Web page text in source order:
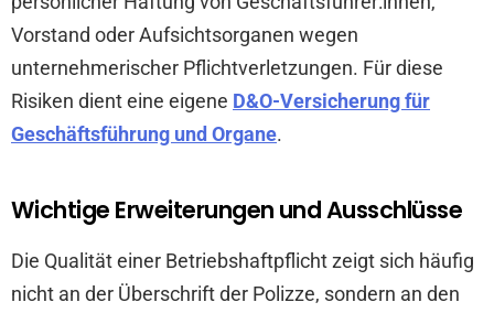
Vorstand oder Aufsichtsorganen wegen
unternehmerischer Pflichtverletzungen. Für diese
Risiken dient eine eigene D&O-Versicherung für
Geschäftsführung und Organe.
Wichtige Erweiterungen und Ausschlüsse
Die Qualität einer Betriebshaftpflicht zeigt sich häufig
nicht an der Überschrift der Polizze, sondern an den